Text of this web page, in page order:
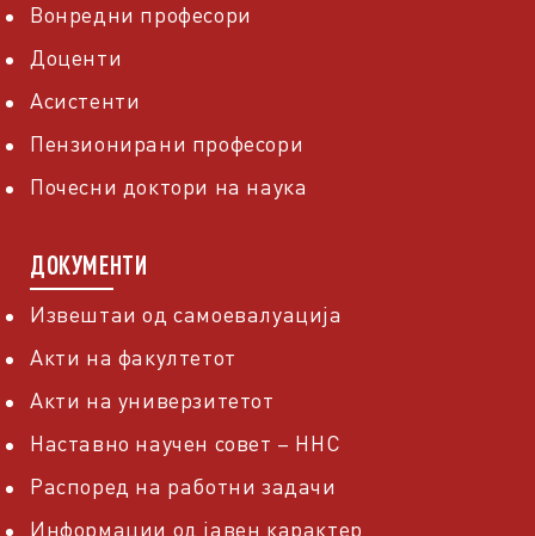
Вонредни професори
Доценти
Асистенти
Пензионирани професори
Почесни доктори на наука
ДОКУМЕНТИ
Извештаи од самоевалуација
Акти на факултетот
Акти на универзитетот
Наставно научен совет – ННС
Распоред на работни задачи
Информации од јавен карактер